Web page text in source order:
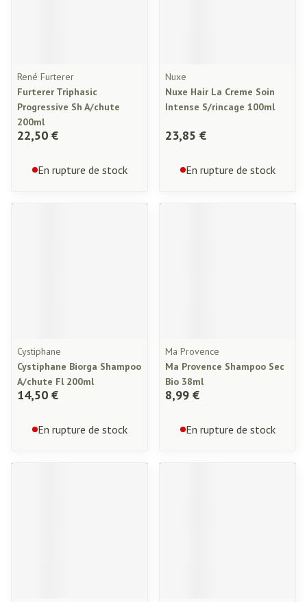
René Furterer
Furterer Triphasic
Progressive Sh A/chute
200ml
22,50 €
En rupture de stock
Nuxe
Nuxe Hair La Creme Soin
Intense S/rincage 100ml
23,85 €
En rupture de stock
Cystiphane
Cystiphane Biorga Shampoo
A/chute Fl 200ml
14,50 €
En rupture de stock
Ma Provence
Ma Provence Shampoo Sec
Bio 38ml
8,99 €
En rupture de stock